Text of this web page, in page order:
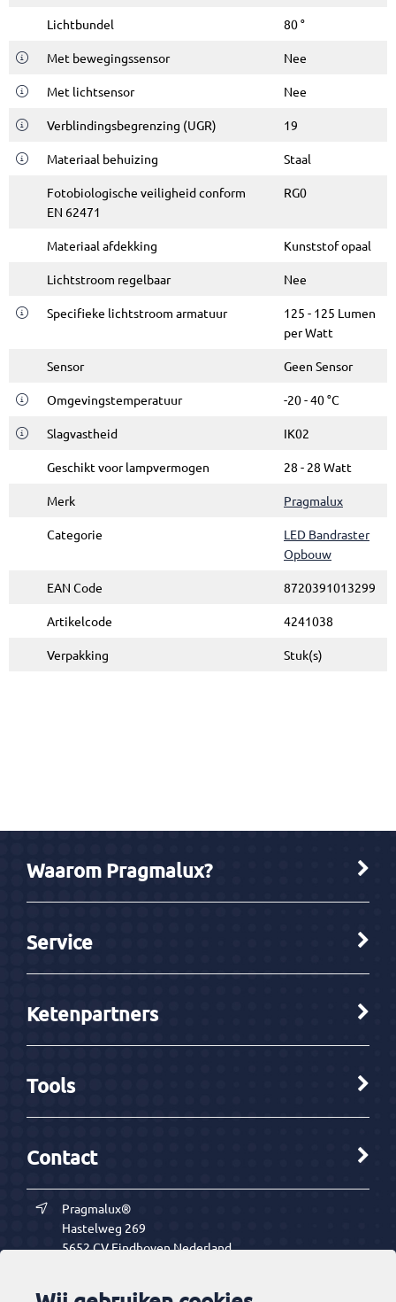
Lichtbundel 80 °
Met bewegingssensor Nee
Met lichtsensor Nee
Verblindingsbegrenzing (UGR) 19
Materiaal behuizing Staal
Fotobiologische veiligheid conform
EN 62471
RG0
Materiaal afdekking Kunststof opaal
Lichtstroom regelbaar Nee
Specifieke lichtstroom armatuur
125 - 125 Lumen
per Watt
Sensor Geen Sensor
Omgevingstemperatuur -20 - 40 °C
Slagvastheid IK02
Geschikt voor lampvermogen 28 - 28 Watt
Merk Pragmalux
Categorie
LED Bandraster
Opbouw
EAN Code 8720391013299
Artikelcode 4241038
Verpakking Stuk(s)
Waarom Pragmalux?
Service
Ketenpartners
Tools
Contact
Pragmalux®
Hastelweg 269
5652 CVEindhovenNederland